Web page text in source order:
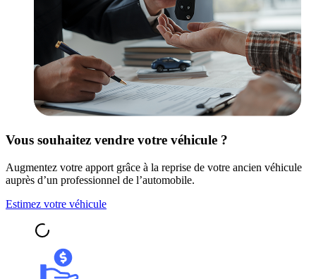
Vous souhaitez vendre votre véhicule ?
Augmentez votre apport grâce à la reprise de votre ancien véhicule
auprès d’un professionnel de l’automobile.
Estimez votre véhicule